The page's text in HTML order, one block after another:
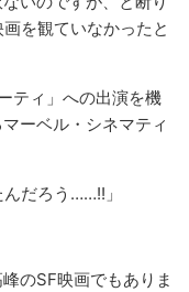
を観ていなかったと
ティ」への出演を機
ーベル・シネマティ
だろう……!!」
のSF映画でもありま